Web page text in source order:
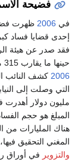
فضيحة
في 2006 ظهرت
إحدى قضايا فساد
فقد صدر عن هيئة
حينها ما يقارب 315 مليون
2006 كشف النائب
مليون دولار أهدرت
المبلغ هو حجم
هناك المليارات من
المغني التحقيق فيها،
والتزوير في أوراق